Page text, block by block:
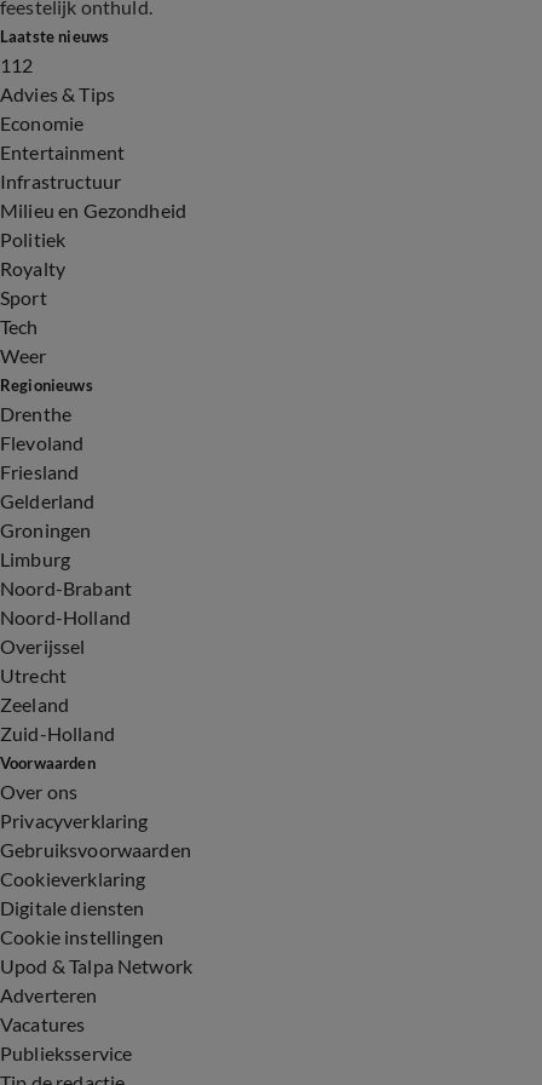
feestelijk onthuld.
Laatste nieuws
112
Advies & Tips
Economie
Entertainment
Infrastructuur
Milieu en Gezondheid
Politiek
Royalty
Sport
Tech
Weer
Regionieuws
Drenthe
Flevoland
Friesland
Gelderland
Groningen
Limburg
Noord-Brabant
Noord-Holland
Overijssel
Utrecht
Zeeland
Zuid-Holland
Voorwaarden
Over ons
Privacyverklaring
Gebruiksvoorwaarden
Cookieverklaring
Digitale diensten
Cookie instellingen
Upod & Talpa Network
Adverteren
Vacatures
Publieksservice